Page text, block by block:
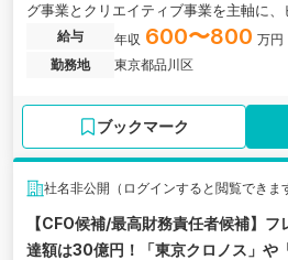
グ事業とクリエイティブ事業を主軸に
ンチャー企業の求人です。
給与 年収 600〜800 万円
勤務地
東京都品川区
ブックマーク
社名非公開（ログインすると閲覧できま
【CFO候補/最高財務責任者候補】
達額は30億円！「東京クロノス」や